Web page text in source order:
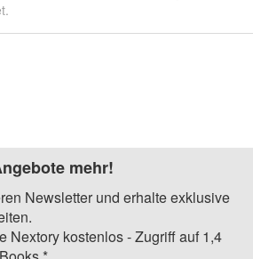
mehr!
Newsletter und erhalte exklusive
Nextory kostenlos - Zugriff auf 1,4